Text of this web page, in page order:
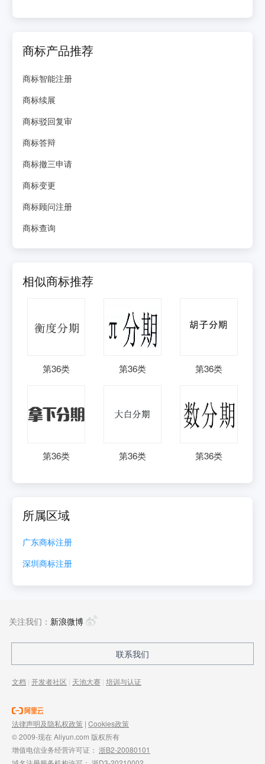
商标产品推荐
商标智能注册
商标续展
商标驳回复审
商标答辩
商标撤三申请
商标变更
商标顾问注册
商标查询
相似商标推荐
第36类 第36类 第36类
第36类 第36类 第36类
所属区域
广东商标注册
深圳商标注册